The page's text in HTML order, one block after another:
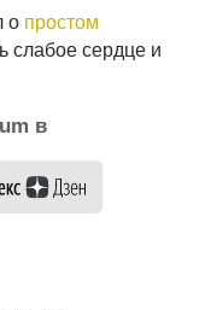
о простом
слабое сердце и
в